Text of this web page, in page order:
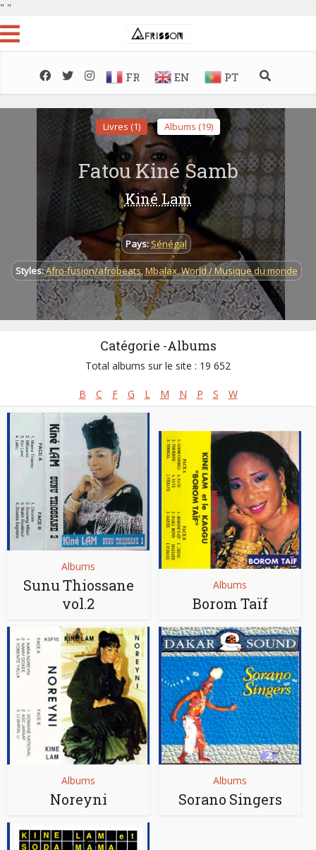
" "
FR EN PT
Livres (1) Albums (19)
Fatou Kiné Samb
Kiné Lam
Pays:Sénégal
Styles:Afro-fusion/afrobeats,Mbalax,World / Musique du monde
Catégorie -Albums
Total albums sur le site : 19 652
B C F G L M N P S W
Albums
Sunu Thiossane
vol.2
Albums
Borom Taïf
Albums
Noreyni
Albums
Sorano Singers